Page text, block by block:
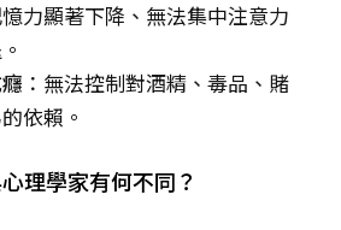
憶力顯著下降、無法集中注意力
：無法控制對酒精、毒品、賭
依賴。
理學家有何不同？